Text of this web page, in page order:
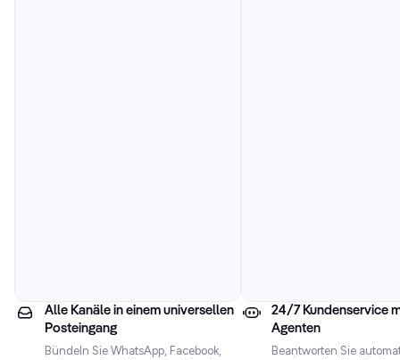
Alle Kanäle in einem universellen
Posteingang
Bündeln Sie WhatsApp, Facebook,
24/7 Kundenservice
Agenten
Beantworten Sie